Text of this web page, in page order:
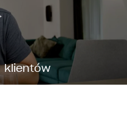
klientów